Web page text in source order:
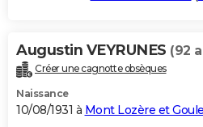
Augustin VEYRUNES (92
Créer une cagnotte obsèques
Naissance
10/08/1931 à Mont Lozère et